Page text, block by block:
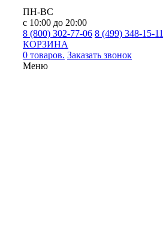
ПН-ВС
с 10:00 до 20:00
8 (800) 302-77-06 8 (499) 348-15-11
КОРЗИНА
0 товаров. Заказать звонок
Меню